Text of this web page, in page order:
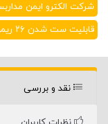
شرکت الکترو ایمن
قابلیت ست شدن ۲۶ ریموت لرن وهاپینگ
نقد و بررسی